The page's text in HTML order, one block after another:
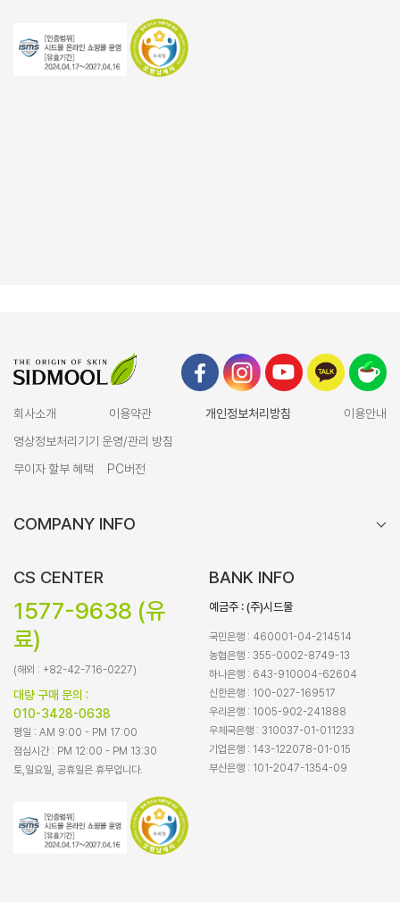
회사소개 이용약관 개인정보처리방침
이용안내
영상정보처리기기 운영/관리 방침
무이자 할부 혜택
PC버전
COMPANY INFO
CS CENTER
1577-9638 (유
료)
(해외 : +82-42-716-0227)
대량 구매 문의 :
010-3428-0638
평일 : AM 9:00 - PM 17:00
점심시간 : PM 12:00 - PM 13:30
토,일요일, 공휴일은 휴무입니다.
BANK INFO
예금주 : (주)시드물
국민은행 : 460001-04-214514
농협은행 : 355-0002-8749-13
하나은행 : 643-910004-62604
신한은행 : 100-027-169517
우리은행 : 1005-902-241888
우체국은행 : 310037-01-011233
기업은행 : 143-122078-01-015
부산은행 : 101-2047-1354-09